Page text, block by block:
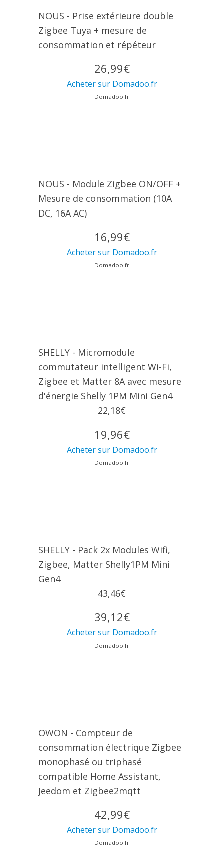
NOUS - Prise extérieure double
Zigbee Tuya + mesure de
consommation et répéteur
26,99€
Acheter sur Domadoo.fr
Domadoo.fr
NOUS - Module Zigbee ON/OFF +
Mesure de consommation (10A
DC, 16A AC)
16,99€
Acheter sur Domadoo.fr
Domadoo.fr
SHELLY - Micromodule
commutateur intelligent Wi-Fi,
Zigbee et Matter 8A avec mesure
d'énergie Shelly 1PM Mini Gen4
22,18€
19,96€
Acheter sur Domadoo.fr
Domadoo.fr
SHELLY - Pack 2x Modules Wifi,
Zigbee, Matter Shelly1PM Mini
Gen4
43,46€
39,12€
Acheter sur Domadoo.fr
Domadoo.fr
OWON - Compteur de
consommation électrique Zigbee
monophasé ou triphasé
compatible Home Assistant,
Jeedom et Zigbee2mqtt
42,99€
Acheter sur Domadoo.fr
Domadoo.fr